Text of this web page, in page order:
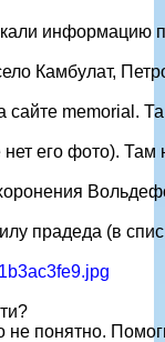
информацию
Камбулат,
memorial.
его фото). Там
прадеда (в
не понятно.